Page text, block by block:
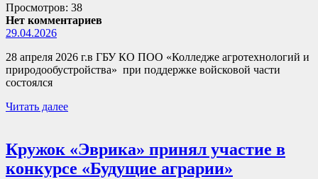
Просмотров: 38
Нет комментариев
29.04.2026
28 апреля 2026 г.в ГБУ КО ПОО «Колледже агротехнологий и
природообустройства» при поддержке войсковой части
состоялся
Читать далее
Кружок «Эврика» принял участие в
конкурсе «Будущие аграрии»